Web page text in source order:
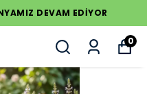
DEVAM EDİYOR
0